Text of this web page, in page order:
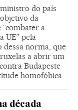
do país
da
“combater a
UE” pela
dessa norma, que
a abrir um
Budapeste
homofóbica
década